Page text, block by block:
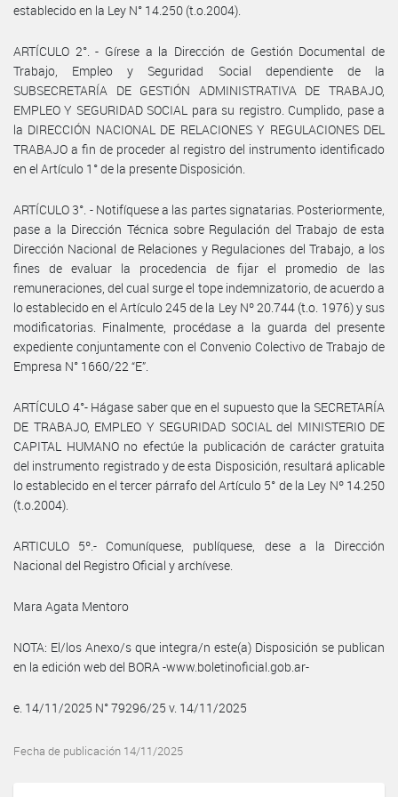
establecido en la Ley N° 14.250 (t.o.2004).
ARTÍCULO 2°. - Gírese a la Dirección de Gestión Documental de
Trabajo, Empleo y Seguridad Social dependiente de la
SUBSECRETARÍA DE GESTIÓN ADMINISTRATIVA DE TRABAJO,
EMPLEO Y SEGURIDAD SOCIAL para su registro. Cumplido, pase a
la DIRECCIÓN NACIONAL DE RELACIONES Y REGULACIONES DEL
TRABAJO a fin de proceder al registro del instrumento identificado
en el Artículo 1° de la presente Disposición.
ARTÍCULO 3°. - Notifíquese a las partes signatarias. Posteriormente,
pase a la Dirección Técnica sobre Regulación del Trabajo de esta
Dirección Nacional de Relaciones y Regulaciones del Trabajo, a los
fines de evaluar la procedencia de fijar el promedio de las
remuneraciones, del cual surge el tope indemnizatorio, de acuerdo a
lo establecido en el Artículo 245 de la Ley Nº 20.744 (t.o. 1976) y sus
modificatorias. Finalmente, procédase a la guarda del presente
expediente conjuntamente con el Convenio Colectivo de Trabajo de
Empresa N° 1660/22 “E”.
ARTÍCULO 4°- Hágase saber que en el supuesto que la SECRETARÍA
DE TRABAJO, EMPLEO Y SEGURIDAD SOCIAL del MINISTERIO DE
CAPITAL HUMANO no efectúe la publicación de carácter gratuita
del instrumento registrado y de esta Disposición, resultará aplicable
lo establecido en el tercer párrafo del Artículo 5° de la Ley Nº 14.250
(t.o.2004).
ARTICULO 5º.- Comuníquese, publíquese, dese a la Dirección
Nacional del Registro Oficial y archívese.
Mara Agata Mentoro
NOTA: El/los Anexo/s que integra/n este(a) Disposición se publican
en la edición web del BORA -www.boletinoficial.gob.ar-
e. 14/11/2025 N° 79296/25 v. 14/11/2025
Fecha de publicación 14/11/2025